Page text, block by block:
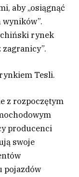
aby „osiągnąć
chiński rynek
Tesli.
z rozpoczętym
producenci
swoje
pojazdów